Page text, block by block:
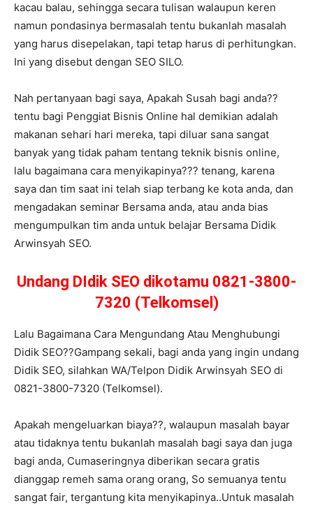
kacau balau, sehingga secara tulisan walaupun keren
namun pondasinya bermasalah tentu bukanlah masalah
yang harus disepelakan, tapi tetap harus di perhitungkan.
Ini yang disebut dengan SEO SILO.
Nah pertanyaan bagi saya, Apakah Susah bagi anda??
tentu bagi Penggiat Bisnis Online hal demikian adalah
makanan sehari hari mereka, tapi diluar sana sangat
banyak yang tidak paham tentang teknik bisnis online,
lalu bagaimana cara menyikapinya??? tenang, karena
saya dan tim saat ini telah siap terbang ke kota anda, dan
mengadakan seminar Bersama anda, atau anda bias
mengumpulkan tim anda untuk belajar Bersama Didik
Arwinsyah SEO.
Undang DIdik SEO dikotamu 0821-3800-
7320 (Telkomsel)
Lalu Bagaimana Cara Mengundang Atau Menghubungi
Didik SEO??Gampang sekali, bagi anda yang ingin undang
Didik SEO, silahkan WA/Telpon Didik Arwinsyah SEO di
0821-3800-7320 (Telkomsel).
Apakah mengeluarkan biaya??, walaupun masalah bayar
atau tidaknya tentu bukanlah masalah bagi saya dan juga
bagi anda, Cumaseringnya diberikan secara gratis
dianggap remeh sama orang orang, So semuanya tentu
sangat fair, tergantung kita menyikapinya..Untuk masalah